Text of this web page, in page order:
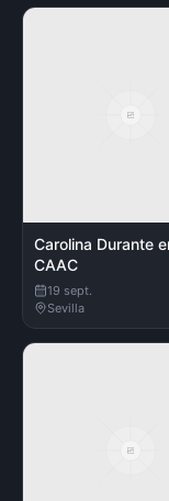
Carolina Durante
CAAC
19 sept.
Sevilla